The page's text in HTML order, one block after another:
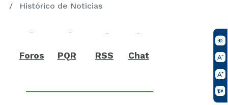
Histórico de Noticias
Foros PQR RSS Chat